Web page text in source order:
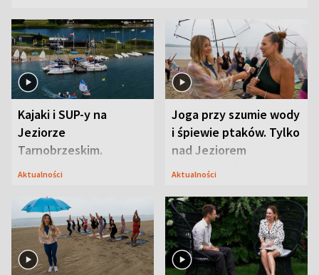
Kajaki i SUP-y na
Jeziorze
Tarnobrzeskim.
Przyrodnicy zwracają
Aktualności
Joga przy szumie wody
i śpiewie ptaków. Tylko
nad Jeziorem
Tarnobrzeskim
Aktualności